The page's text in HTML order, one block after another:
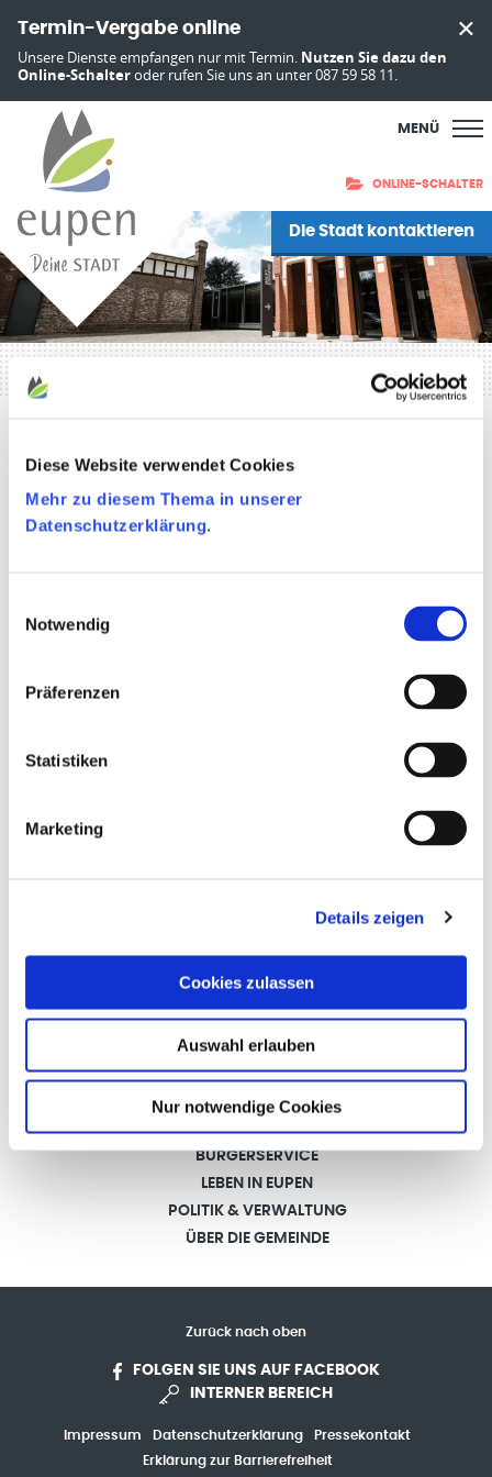
Diese Website verwendet Cookies
Mehr zu diesem Thema in unserer
Datenschutzerklärung.
Notwendig
Präferenzen
Statistiken
Marketing
Details zeigen
Cookies zulassen
Auswahl erlauben
Nur notwendige Cookies
Termin-Vergabe online
Unsere Dienste empfangen nur mit Termin. Nutzen Sie dazu den
Online-Schalteroder rufen Sie uns an unter 087 59 58 11.
MENÜ
ONLINE-SCHALTER
Die Stadt kontaktieren
Startseite Eupen Bildergalerie
Eupen Bildergalerie
Architektur
Tourismus
Kunst
Sport
STARTSEITE
BÜRGERSERVICE
LEBEN IN EUPEN
POLITIK & VERWALTUNG
ÜBER DIE GEMEINDE
Zurück nach oben
FOLGEN SIE UNS AUF FACEBOOK
INTERNER BEREICH
Impressum Datenschutzerklärung
Pressekontakt
Erklärung zur Barrierefreiheit